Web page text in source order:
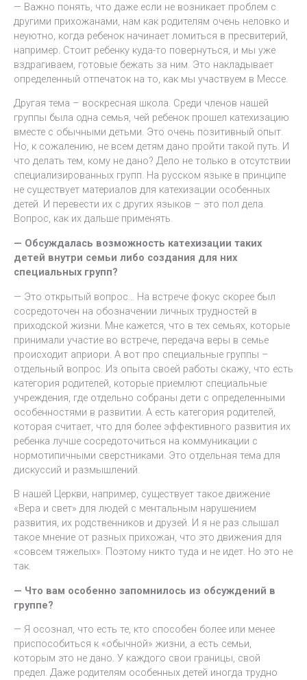
— Важно понять, что даже если не возникает проблем с
другими прихожанами, нам как родителям очень неловко и
неуютно, когда ребенок начинает ломиться в пресвитерий,
например. Стоит ребенку куда-то повернуться, и мы уже
вздрагиваем, готовые бежать за ним. Это накладывает
определенный отпечаток на то, как мы участвуем в Мессе.
Другая тема – воскресная школа. Среди членов нашей
группы была одна семья, чей ребенок прошел катехизацию
вместе с обычными детьми. Это очень позитивный опыт.
Но, к сожалению, не всем детям дано пройти такой путь. И
что делать тем, кому не дано? Дело не только в отсутствии
специализированных групп. На русском языке в принципе
не существует материалов для катехизации особенных
детей. И перевести их с других языков – это пол дела.
Вопрос, как их дальше применять.
— Обсуждалась возможность катехизации таких
детей внутри семьи либо создания для них
специальных групп?
— Это открытый вопрос… На встрече фокус скорее был
сосредоточен на обозначении личных трудностей в
приходской жизни. Мне кажется, что в тех семьях, которые
принимали участие во встрече, передача веры в семье
происходит априори. А вот про специальные группы –
отдельный вопрос. Из опыта своей работы скажу, что есть
категория родителей, которые приемлют специальные
учреждения, где отдельно собраны дети с определенными
особенностями в развитии. А есть категория родителей,
которая считает, что для более эффективного развития их
ребенка лучше сосредоточиться на коммуникации с
нормотипичными сверстниками. Это отдельная тема для
дискуссий и размышлений.
В нашей Церкви, например, существует такое движение
«Вера и свет» для людей с ментальным нарушением
развития, их родственников и друзей. И я не раз слышал
такое мнение от разных прихожан, что это движения для
«совсем тяжелых». Поэтому никто туда и не идет. Но это не
так.
— Что вам особенно запомнилось из обсуждений в
группе?
— Я осознал, что есть те, кто способен более или менее
приспособиться к «обычной» жизни, а есть семьи,
которым это не дано. У каждого свои границы, свой
предел. Даже родителям особенных детей иногда трудно